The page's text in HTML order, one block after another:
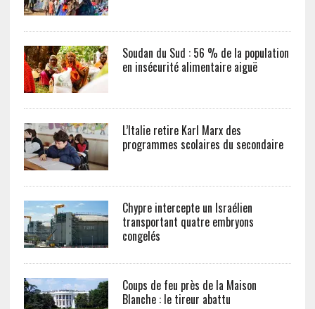
Soudan du Sud : 56 % de la population
en insécurité alimentaire aiguë
L’Italie retire Karl Marx des
programmes scolaires du secondaire
Chypre intercepte un Israélien
transportant quatre embryons
congelés
Coups de feu près de la Maison
Blanche : le tireur abattu